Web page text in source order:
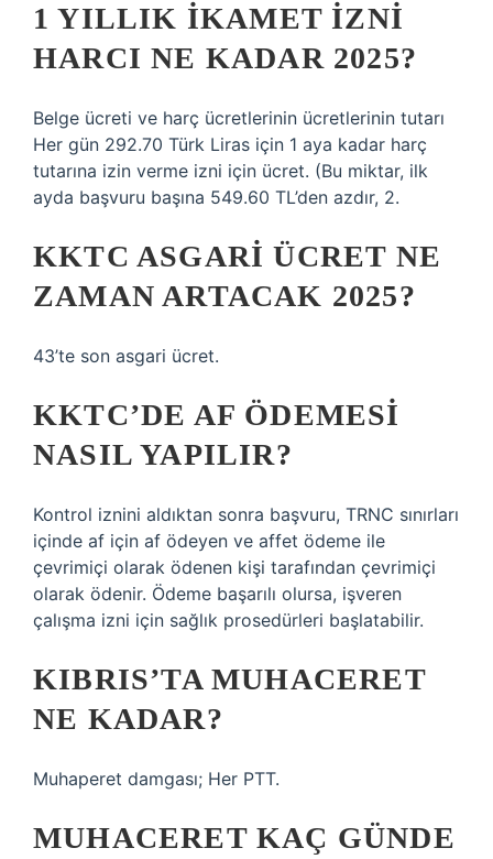
1 YILLIK IKAMET IZNI
HARCI NE KADAR 2025?
Belge ücreti ve harç ücretlerinin ücretlerinin tutarı
Her gün 292.70 Türk Liras için 1 aya kadar harç
tutarına izin verme izni için ücret. (Bu miktar, ilk
ayda başvuru başına 549.60 TL’den azdır, 2.
KKTC ASGARI ÜCRET NE
ZAMAN ARTACAK 2025?
43’te son asgari ücret.
KKTC’DE AF ÖDEMESI
NASIL YAPILIR?
Kontrol iznini aldıktan sonra başvuru, TRNC sınırları
içinde af için af ödeyen ve affet ödeme ile
çevrimiçi olarak ödenen kişi tarafından çevrimiçi
olarak ödenir. Ödeme başarılı olursa, işveren
çalışma izni için sağlık prosedürleri başlatabilir.
KIBRIS’TA MUHACERET
NE KADAR?
Muhaperet damgası; Her PTT.
MUHACERET KAÇ GÜNDE